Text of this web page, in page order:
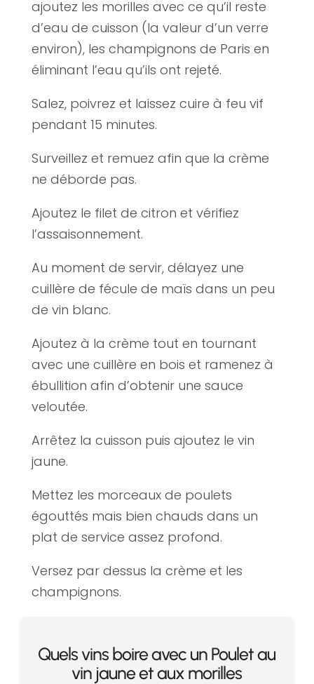
ajoutez les morilles avec ce qu’il reste
d’eau de cuisson (la valeur d’un verre
environ), les champignons de Paris en
éliminant l’eau qu’ils ont rejeté.
Salez, poivrez et laissez cuire à feu vif
pendant 15 minutes.
Surveillez et remuez afin que la crème
ne déborde pas.
Ajoutez le filet de citron et vérifiez
l’assaisonnement.
Au moment de servir, délayez une
cuillère de fécule de maïs dans un peu
de vin blanc.
Ajoutez à la crème tout en tournant
avec une cuillère en bois et ramenez à
ébullition afin d’obtenir une sauce
veloutée.
Arrêtez la cuisson puis ajoutez le vin
jaune.
Mettez les morceaux de poulets
égouttés mais bien chauds dans un
plat de service assez profond.
Versez par dessus la crème et les
champignons.
Quels vins boire avec un Poulet au
vin jaune et aux morilles